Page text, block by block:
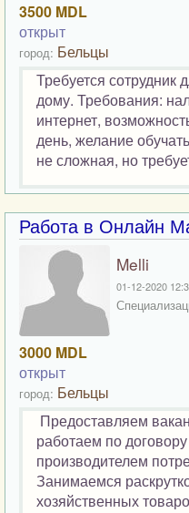
3500 MDL
открыт
город: Бельцы
Требуется сотрудник
дому. Требования:
интернет,
день, желание
не сложная, но
Работа в Онлайн
Melli
01-12-2020
3000 MDL
открыт
город: Бельцы
Предоставляем
работаем по
производителем
Занимаемся
хозяйственных